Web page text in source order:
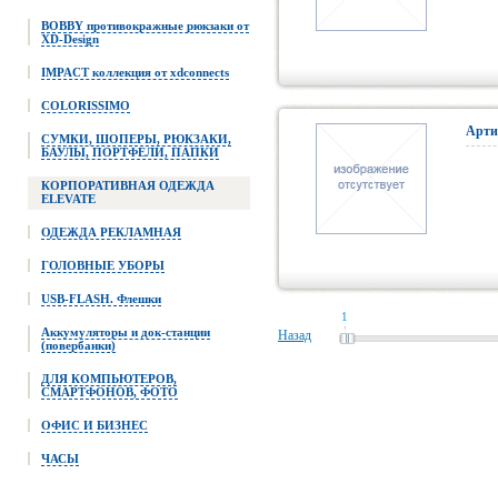
BOBBY противокражные рюкзаки от
XD-Design
IMPACT коллекция от xdconnects
COLORISSIMO
СУМКИ, ШОПЕРЫ, РЮКЗАКИ,
БАУЛЫ, ПОРТФЕЛИ, ПАПКИ
КОРПОРАТИВНАЯ ОДЕЖДА
ELEVATE
ОДЕЖДА РЕКЛАМНАЯ
ГОЛОВНЫЕ УБОРЫ
USB-FLASH. Флешки
Аккумуляторы и док-станции
(повербанки)
ДЛЯ КОМПЬЮТЕРОВ,
СМАРТФОНОВ, ФОТО
ОФИС И БИЗНЕС
ЧАСЫ
Назад
1